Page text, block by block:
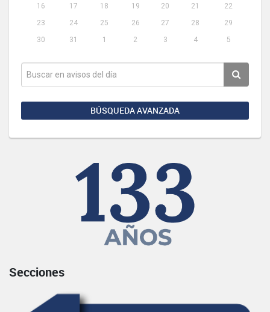
16
17 18 19 20 21
22
23
24 25 26 27 28
29
30
31 1 2 3 4 5
BÚSQUEDA AVANZADA
Secciones